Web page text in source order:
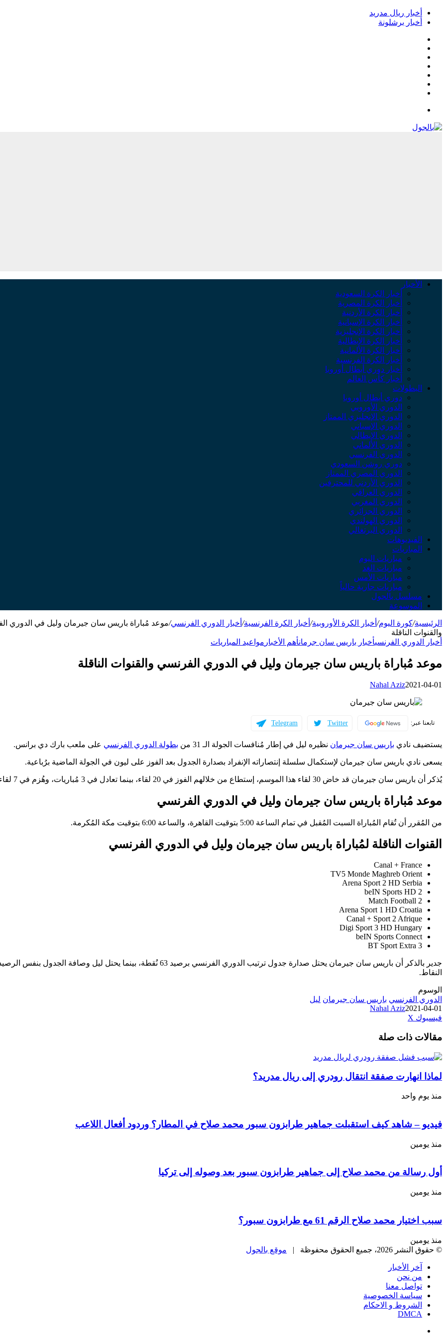
أخبار ريال مدريد
أخبار برشلونة
الأخبار
أخبار الكرة السعودية
أخبار الكرة المصرية
أخبار الكرة الأردنية
أخبار الكرة الإسبانية
أخبار الكرة الإنجليزية
أخبار الكرة الإيطالية
أخبار الكرة الألمانية
أخبار الكرة الفرنسية
أخبار دوري أبطال أوروبا
أخبار كأس العالم
البطولات
دوري أبطال أوروبا
الدوري الأوروبي
الدوري الإنجليزي الممتاز
الدوري الإسباني
الدوري الإيطالي
الدوري الألماني
الدوري الفرنسي
دوري روشن السعودي
الدوري المصري الممتاز
الدوري الأردني للمحترفين
الدوري العراقي
الدوري المغربي
الدوري الجزائري
الدوري الهولندي
الدوري البرتغالي
الفيديوهات
المباريات
مباريات اليوم
مباريات الغد
مباريات الأمس
مباريات جارية حالياً
مسلسل بالجول
الموسوعة
الرئيسية/كورة اليوم/ أخبار الكرة الأوروبية/ أخبار الكرة الفرنسية/ أخبار الدوري الفرنسي/موعد مُباراة باريس سان جيرمان وليل في الدوري
والقنوات الناقلة
أخبار الدوري الفرنسيأخبار باريس سان جرمانأهم الأخبار مواعيد المباريات
موعد مُباراة باريس سان جيرمان وليل في الدوري الفرنسي والقنوات الناقلة
Nahal Aziz2021-04-01
تابعنا عبر: Twitter
Telegram
يستضيف نادي باريس سان جيرمان نظيره ليل في إطار مُنافسات الجولة الـ 31 من بطولة الدوري الفرنسي على ملعب بارك دي برانس.
يسعى نادي باريس سان جيرمان لإستكمال سلسلة إنتصاراته الإنفراد بصدارة الجدول بعد الفوز على ليون في الجولة الماضية برُباعية.
يُذكر أن باريس سان جيرمان قد خاض 30 لقاء هذا الموسم، إستطاع من خلالهم الفوز في 20 لقاء، بينما تعادل في 3 مُباريات، وهُزم في 7 لقاءات.
موعد مُباراة باريس سان جيرمان وليل في الدوري الفرنسي
من المُقرر أن تُقام المُباراة السبت المُقبل في تمام الساعة 5:00 بتوقيت القاهرة، والساعة 6:00 بتوقيت مكة المُكرمة.
القنوات الناقلة لمُباراة باريس سان جيرمان وليل في الدوري الفرنسي
Canal + France
TV5 Monde Maghreb Orient
Arena Sport 2 HD Serbia
beIN Sports HD 2
Match Football 2
Arena Sport 1 HD Croatia
Canal + Sport 2 Afrique
Digi Sport 3 HD Hungary
beIN Sports Connect
BT Sport Extra 3
جدير بالذكر أن باريس سان جيرمان يحتل صدارة جدول ترتيب الدوري الفرنسي برصيد 63 نُقطة، بينما يحتل ليل وصافة الجدول
النقاط.
الوسوم
الدوري الفرنسي باريس سان جيرمان ليل
Nahal Aziz2021-04-01
فيسبوك ‫X
البريد
مقالات ذات صلة
لماذا انهارت صفقة انتقال رودري إلى ريال مدريد؟
منذ يوم واحد
فيديو – شاهد كيف استقبلت جماهير طرابزون سبور محمد صلاح في المطار؟ وردود أفعال اللاعب
منذ يومين
أول رسالة من محمد صلاح إلى جماهير طرابزون سبور بعد وصوله إلى تركيا
منذ يومين
سبب اختيار محمد صلاح الرقم 61 مع طرابزون سبور؟
منذ يومين
© حقوق النشر 2026، جميع الحقوق محفوظة |
موقع بالجول
آخر الأخبار
من نحن
تواصل معنا
سياسة الخصوصية
الشروط و الاحكام
DMCA